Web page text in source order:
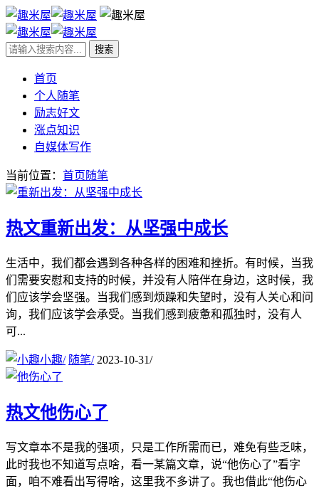
首页
个人随笔
励志好文
涨点知识
自媒体写作
当前位置： 首页随笔
热文重新出发：从坚强中成长
生活中，我们都会遇到各种各样的困难和挫折。有时候，当我
们需要安慰和支持的时候，并没有人陪伴在身边，这时候，我
们应该学会坚强。当我们感到烦躁和失望时，没有人关心和问
询，我们应该学会承受。当我们感到疲惫和孤独时，没有人
可...
小趣/ 随笔/ 2023-10-31/
热文他伤心了
写文章本不是我的强项，只是工作所需而已，难免有些乏味，
此时我也不知道写点啥，看一某篇文章，说“他伤心了”看字
面，咱不难看出写得啥，这里我不多讲了。我也借此“他伤心